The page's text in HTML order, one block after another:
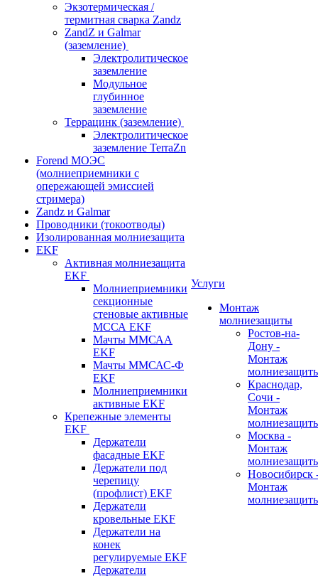
Экзотермическая /
термитная сварка Zandz
ZandZ и Galmar
(заземление)
Электролитическое
заземление
Модульное
глубинное
заземление
Террацинк (заземление)
Электролитическое
заземление TerraZn
Forend МОЭС
(молниеприемники с
опережающей эмиссией
стримера)
Zandz и Galmar
Проводники (токоотводы)
Изолированная молниезащита
EKF
Активная молниезащита
EKF
Молниеприемники
секционные
стеновые активные
МССА EKF
Мачты ММСАА
EKF
Мачты ММСАС-Ф
EKF
Молниеприемники
активные EKF
Крепежные элементы
EKF
Держатели
фасадные EKF
Держатели под
черепицу
(профлист) EKF
Держатели
кровельные EKF
Держатели на
конек
регулируемые EKF
Держатели
Услуги
Монтаж
молниезащиты
Ростов-на-
Дону -
Монтаж
Краснодар,
Сочи -
Монтаж
Москва -
Монтаж
Новосибирск
Монтаж